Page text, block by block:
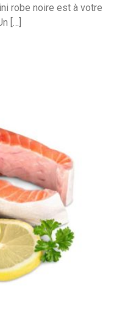
robe noire est à votre
[…]